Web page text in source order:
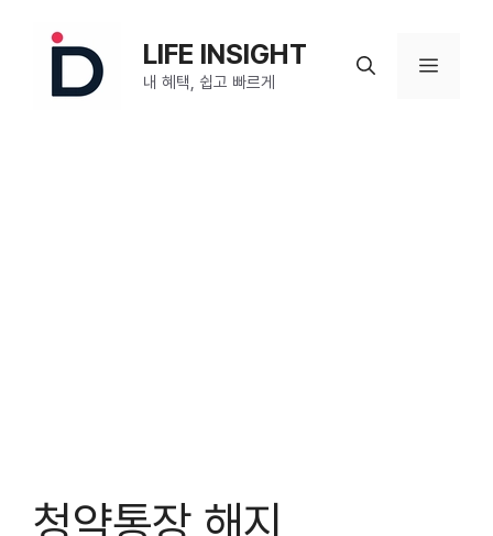
LIFE INSIGHT
내 혜택, 쉽고 빠르게
메
청약통장 해지